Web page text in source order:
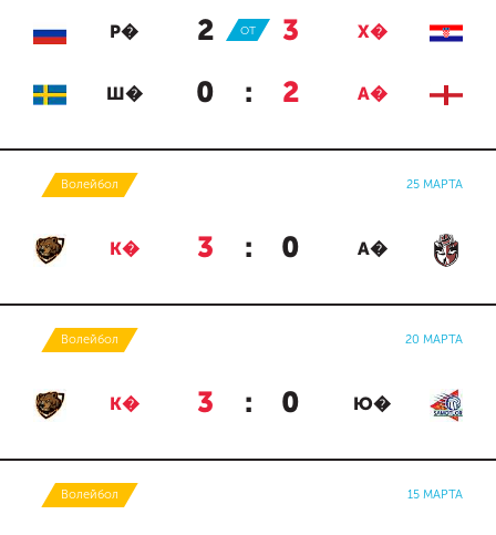
Р� 2 : 3 Х�
ОТ
Ш� 0 : 2 А�
Волейбол 25 МАРТА
К� 3 : 0 А�
Волейбол 20 МАРТА
К� 3 : 0 Ю�
Волейбол 15 МАРТА